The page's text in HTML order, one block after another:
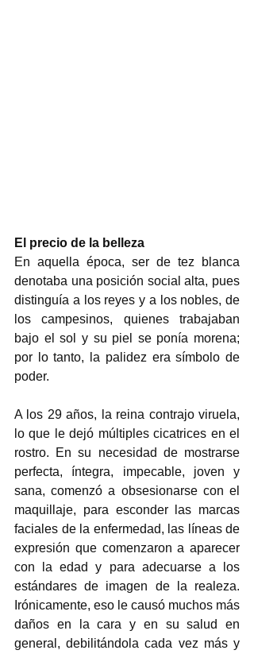
El precio de la belleza
En aquella época, ser de tez blanca
denotaba una posición social alta, pues
distinguía a los reyes y a los nobles, de
los campesinos, quienes trabajaban
bajo el sol y su piel se ponía morena;
por lo tanto, la palidez era símbolo de
poder.
A los 29 años, la reina contrajo viruela,
lo que le dejó múltiples cicatrices en el
rostro. En su necesidad de mostrarse
perfecta, íntegra, impecable, joven y
sana, comenzó a obsesionarse con el
maquillaje, para esconder las marcas
faciales de la enfermedad, las líneas de
expresión que comenzaron a aparecer
con la edad y para adecuarse a los
estándares de imagen de la realeza.
Irónicamente, eso le causó muchos más
daños en la cara y en su salud en
general, debilitándola cada vez más y